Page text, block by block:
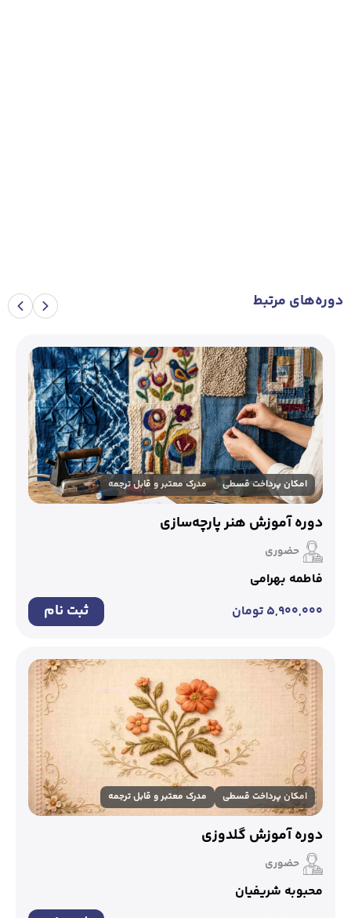
دوره‌های مرتبط
امکان پرداخت قسطی مدرک معتبر و قابل ترجمه
دوره آموزش هنر پارچه‌سازی
حضوری
فاطمه بهرامی
۵,۹۰۰,۰۰۰ تومان ثبت نام
امکان پرداخت قسطی مدرک معتبر و قابل ترجمه
دوره آموزش گلدوزی
حضوری
محبوبه شریفیان